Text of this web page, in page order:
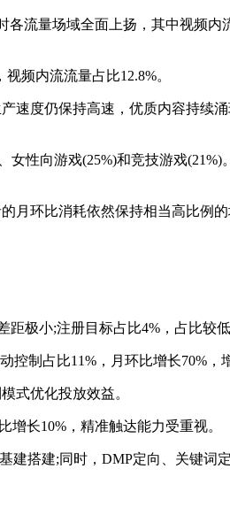
量场域全面上扬，其中视频内
频内流流量占比12.8%。
度仍保持高速，优质内容持续
向游戏(25%)和竞技游戏(21%)
环比消耗依然保持相当高比例
极小;注册目标占比4%，占比较低
制占比11%，月环比增长70%，
式优化投放效益。
长10%，精准触达能力受重视。
搭建;同时，DMP定向、关键词